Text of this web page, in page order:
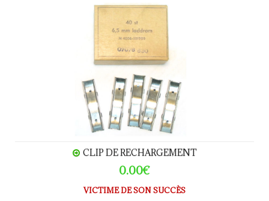
CLIP DE RECHARGEMENT
0.00€
VICTIME DE SON SUCCÈS